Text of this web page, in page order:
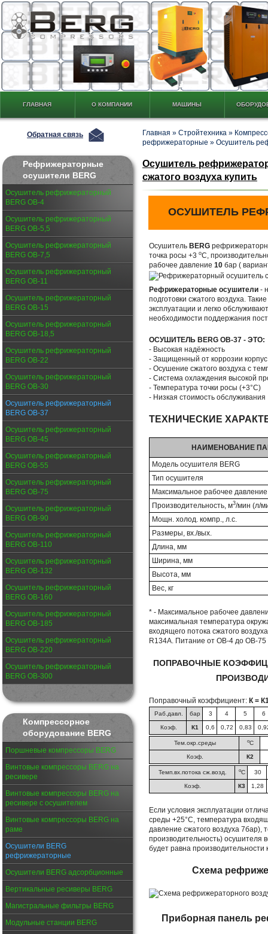
ГЛАВНАЯ О КОМПАНИИ МАШИНЫ
Обратная связь
Рефрижераторные
осушители BERG
Осушитель рефрижераторный
BERG ОВ-4
Осушитель рефрижераторный
BERG ОВ-5,5
Осушитель рефрижераторный
BERG ОВ-7,5
Осушитель рефрижераторный
BERG ОВ-11
Осушитель рефрижераторный
BERG ОВ-15
Осушитель рефрижераторный
BERG ОВ-18,5
Осушитель рефрижераторный
BERG ОВ-22
Осушитель рефрижераторный
BERG ОВ-30
Осушитель рефрижераторный
BERG ОВ-37
Осушитель рефрижераторный
BERG ОВ-45
Осушитель рефрижераторный
BERG ОВ-55
Осушитель рефрижераторный
BERG ОВ-75
Осушитель рефрижераторный
BERG ОВ-90
Осушитель рефрижераторный
BERG ОВ-110
Осушитель рефрижераторный
BERG ОВ-132
Осушитель рефрижераторный
BERG ОВ-160
Осушитель рефрижераторный
BERG ОВ-185
Осушитель рефрижераторный
BERG ОВ-220
Осушитель рефрижераторный
BERG ОВ-300
Компрессорное
оборудование BERG
Поршневые компрессоры BERG
Винтовые компрессоры BERG на
ресивере
Винтовые компрессоры BERG на
ресивере с осушителем
Винтовые компрессоры BERG на
раме
Осушители BERG
рефрижераторные
Осушители BERG адсорбционные
Вертикальные ресиверы BERG
Магистральные фильтры BERG
Модульные станции BERG
Главная » Стройтехника »
рефрижераторные » Осушитель
Осушитель
сжатого воздуха купить
ОСУШИТЕЛЬ
Осушитель BERG
точка росы +3 оС,
рабочее давление 10 бар (
Рефрижераторные осушители -
подготовки сжатого воздуха.
эксплуатации и легко
необходимости поддержания
ОСУШИТЕЛЬ BERG ОВ-37 - ЭТО:
- Высокая надёжность
- Защищенный от коррозии корпус
- Осушение сжатого воздуха с
- Система охлаждения высокой
- Температура точки росы (+3°С)
- Низкая стоимость обслуживания
ТЕХНИЧЕСКИЕ
НАИМЕНОВАНИЕ
Модель осушителя BERG
Тип осушителя
Максимальное рабочее
Производительность, м3/мин (л/
Мощн. холод. компр., л.с.
Размеры, вх./вых.
Длина, мм
Ширина, мм
Высота, мм
Вес, кг
* - Максимальное рабочее
максимальная температура
входящего потока сжатого
R134A. Питание от ОВ-4 до ОВ-
ПОПРАВОЧНЫЕ
Поправочный коэффициент: К =
Раб.давл. бар 3 4 5 6
Коэф. К1 0,6 0,72 0,83
Тем.окр.среды оС
Коэф. К2
Темп.вх.потока сж.возд. оС 30
Коэф. К3 1,28
Если условия эксплуатации
среды +25°C, температура
давление сжатого воздуха 7бар),
производительность) осушителя
будет равна
Схема
Приборная панель